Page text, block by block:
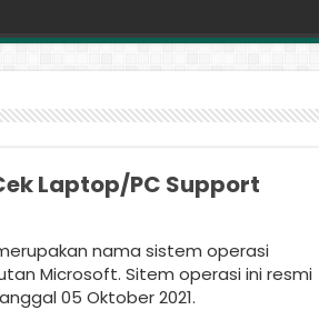
Laptop/PC Support
nama sistem operasi
Microsoft. Sitem operasi ini resmi
05 Oktober 2021.